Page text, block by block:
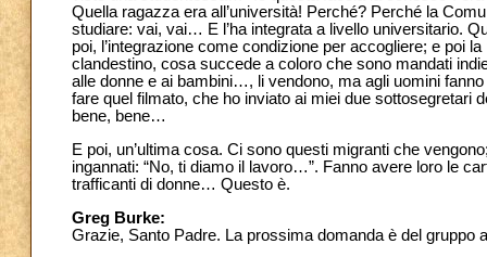
Quella ragazza era all’università! Perché? Perché la
studiare: vai, vai… E l’ha integrata a livello universitario.
poi, l’integrazione come condizione per accogliere; e poi
clandestino, cosa succede a coloro che sono mandati
alle donne e ai bambini…, li vendono, ma agli uomini
fare quel filmato, che ho inviato ai miei due sottosegretari
bene, bene…
E poi, un’ultima cosa. Ci sono questi migranti che
ingannati: “No, ti diamo il lavoro…”. Fanno avere loro le
trafficanti di donne… Questo è.
Greg Burke:
Grazie, Santo Padre. La prossima domanda è del gruppo